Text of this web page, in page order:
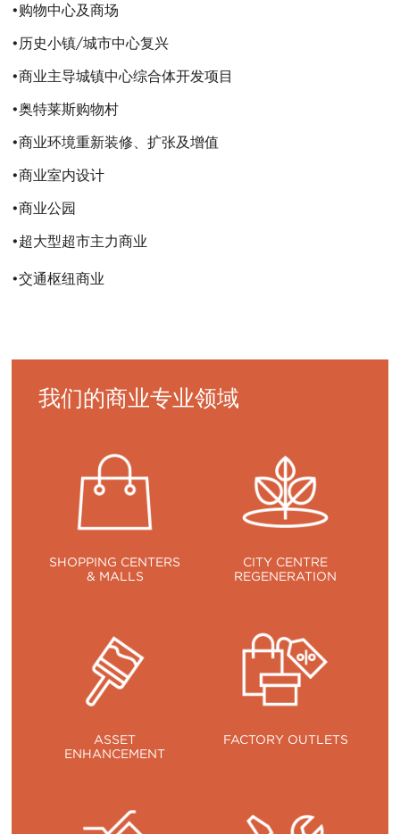
•购物中心及商场
•历史小镇/城市中心复兴
•商业主导城镇中心综合体开发项目
•奥特莱斯购物村
•商业环境重新装修、扩张及增值
•商业室内设计
•商业公园
•超大型超市主力商业
•交通枢纽商业
译
译
译
译
我们的商业专业领域
SHOPPING CENTERS
& MALLS
CITY CENTRE
REGENERATION
ASSET
ENHANCEMENT
FACTORY OUTLETS